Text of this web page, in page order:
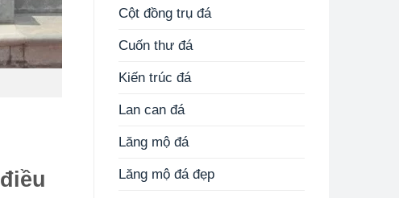
Cột đồng trụ đá
Cuốn thư đá
Kiến trúc đá
Lan can đá
Lăng mộ đá
Lăng mộ đá đẹp